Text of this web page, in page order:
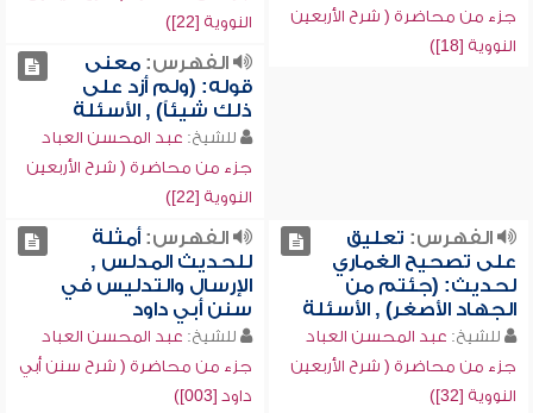
جزء من محاضرة ( شرح الأربعين
النووية [18])
النووية [22])
الفهرس:معنى
قوله: (ولم أزد على
ذلك شيئاً) , الأسئلة
للشيخ: عبد المحسن العباد
جزء من محاضرة ( شرح الأربعين
النووية [22])
الفهرس: تعليق
على تصحيح الغماري
لحديث: (جئتم من
الجهاد الأصغر) , الأسئلة
للشيخ: عبد المحسن العباد
جزء من محاضرة ( شرح الأربعين
النووية [32])
الفهرس:أمثلة
للحديث المدلس ,
الإرسال والتدليس في
سنن أبي داود
للشيخ: عبد المحسن العباد
جزء من محاضرة ( شرح سنن أبي
داود [003])